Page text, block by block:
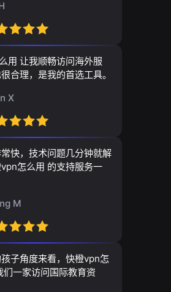
用 让我顺畅访问海外服
合理，是我的首选工具。
X
快，技术问题几分钟就解
怎么用 的支持服务一
M
子角度来看，快橙vpn怎
们一家访问国际教育资